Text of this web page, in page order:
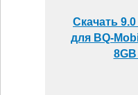
Скачать
для BQ-